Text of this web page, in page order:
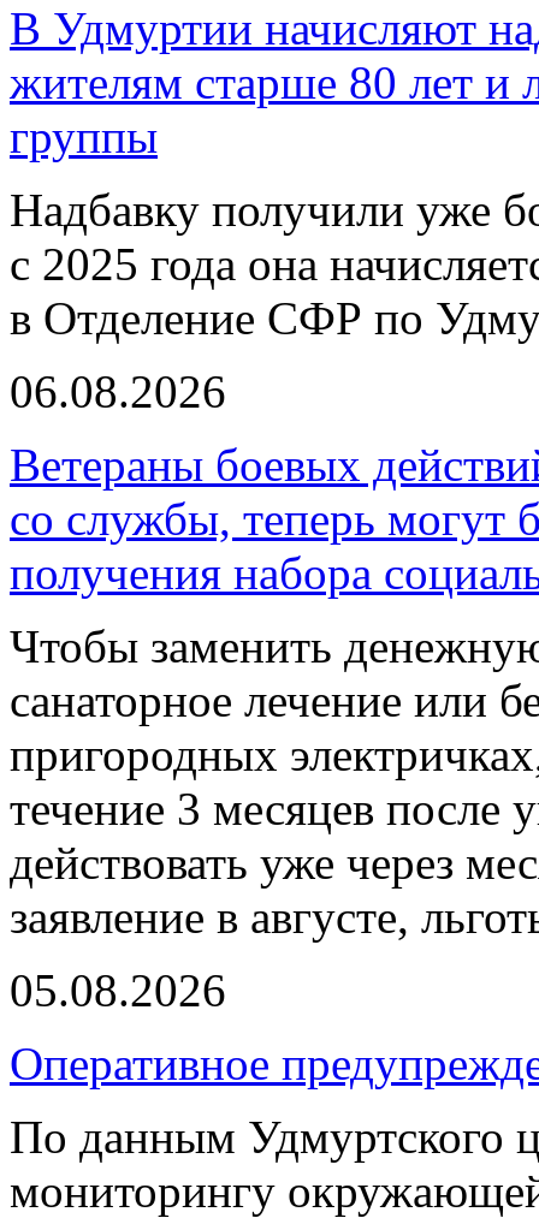
В Удмуртии начисляют
жителям старше 80 лет и
группы
Надбавку получили уже
с 2025 года она
в Отделение СФР по
06.08.2026
Ветераны боевых
со службы, теперь могут
получения набора
Чтобы заменить
санаторное лечение или
пригородных
течение 3 месяцев после
действовать уже через
заявление в августе,
05.08.2026
Оперативное
По данным Удмуртского
мониторингу